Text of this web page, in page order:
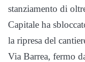
stanziamento di
Capitale ha
la ripresa del
Via Barrea, fermo